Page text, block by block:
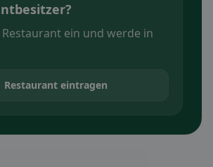
ein und werde in
Restaurant eintragen